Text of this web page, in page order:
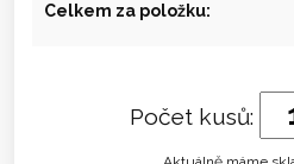
Celkem za položku:
Počet kusů: